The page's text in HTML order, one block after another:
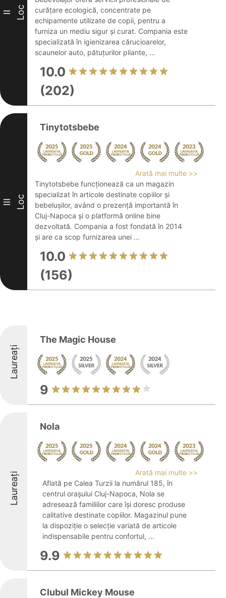
II Loc
curățare ecologică, concentrate pe
echipamente utilizate de copii, pentru a
furniza un mediu sigur și curat. Compania este
specializată în igienizarea cărucioarelor,
scaunelor auto, pătuțurilor pliante, ...
10.0
(202)
III Loc
Tinytotsbebe
Arată mai multe >>
Tinytotsbebe funcționează ca un magazin
specializat în articole destinate copiilor și
bebelușilor, având o prezență importantă în
Cluj-Napoca și o platformă online bine
dezvoltată. Compania a fost fondată în 2014
și are ca scop furnizarea unei ...
10.0
(156)
Laureați
The Magic House
9
Laureați
Nola
Arată mai multe >>
Aflată pe Calea Turzii la numărul 185, în
centrul orașului Cluj-Napoca, Nola se
adresează familiilor care își doresc produse
calitative destinate copiilor. Magazinul pune
la dispoziție o selecție variată de articole
indispensabile pentru confortul, ...
9.9
Clubul Mickey Mouse